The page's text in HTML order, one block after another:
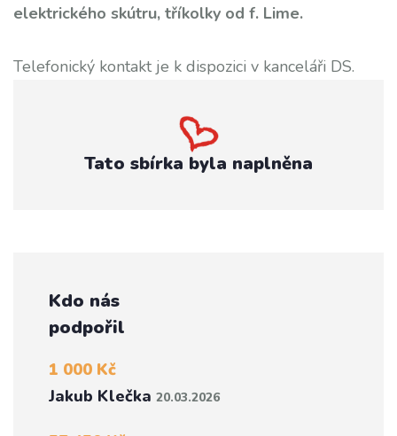
elektrického skútru, tříkolky od f. Lime.
Telefonický kontakt je k dispozici v kanceláři DS.
Tato sbírka byla naplněna
Kdo nás
podpořil
1 000 Kč
Jakub Klečka 20.03.2026